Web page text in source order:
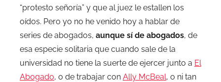
“protesto señoría” y que al juez le estallen los
oídos. Pero yo no he venido hoy a hablar de
series de abogados, aunque sí de abogados, de
esa especie solitaria que cuando sale de la
universidad no tiene la suerte de ejercer junto a El
Abogado, o de trabajar con Ally McBeal, o ni tan